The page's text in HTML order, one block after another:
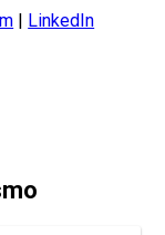
| LinkedIn